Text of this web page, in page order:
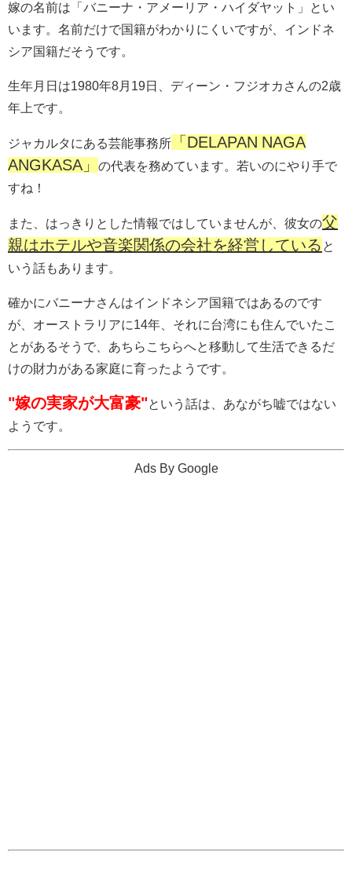
嫁の名前は「バニーナ・アメーリア・ハイダヤット」とい
います。名前だけで国籍がわかりにくいですが、インドネ
シア国籍だそうです。
生年月日は1980年8月19日、ディーン・フジオカさんの2歳
年上です。
ジャカルタにある芸能事務所
「DELAPAN NAGA
ANGKASA」
の代表を務めています。若いのにやり手で
すね！
また、はっきりとした情報ではしていませんが、彼女の父
親はホテルや音楽関係の会社を経営している と
いう話もあります。
確かにバニーナさんはインドネシア国籍ではあるのです
が、オーストラリアに14年、それに台湾にも住んでいたこ
とがあるそうで、あちらこちらへと移動して生活できるだ
けの財力がある家庭に育ったようです。
"嫁の実家が大富豪"という話は、あながち嘘ではない
ようです。
Ads By Google